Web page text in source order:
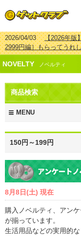
2026/04/03【2026年版
2999円編］もらってうれ
2026/02/16【2026年版
新しました！
2026/02/03【2026年版
2999円編］もらってうれ
2026/07/15
ング 更新しました！
NOVELTY ノベルティ
商品検索
MENU
150円～199円
8月8日(土) 現在
購入ノベルティ、アン
が揃っています。
生活用品などの実用的